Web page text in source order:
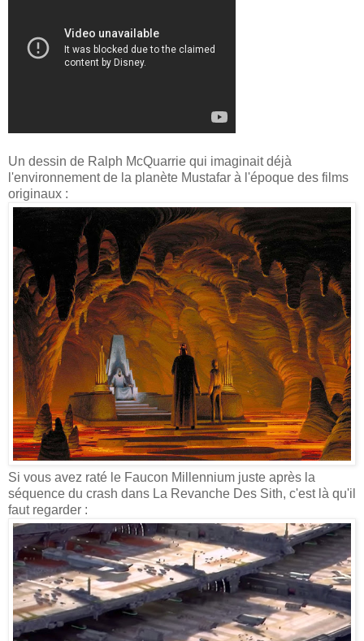
Un dessin de Ralph McQuarrie qui imaginait déjà
l'environnement de la planète Mustafar à l'époque des films
originaux :
Si vous avez raté le Faucon Millennium juste après la
séquence du crash dans La Revanche Des Sith, c'est là qu'il
faut regarder :